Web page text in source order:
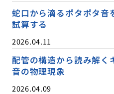
蛇口から滴るポタポタ音
試算する
2026.04.11
配管の構造から読み解く
音の物理現象
2026.04.09